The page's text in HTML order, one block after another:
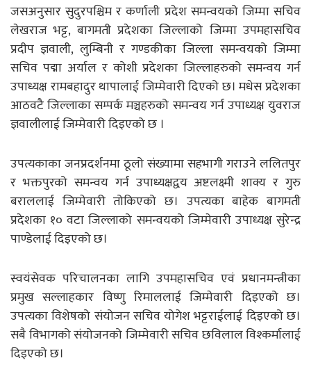
जसअनुसार सुदुरपश्चिम र कर्णाली प्रदेश समन्वयको जिम्मा सचिव
लेखराज भट्ट, बागमती प्रदेशका जिल्लाको जिम्मा उपमहासचिव
प्रदीप ज्ञवाली, लुम्बिनी र गण्डकीका जिल्ला समन्वयको जिम्मा
सचिव पद्मा अर्याल र कोशी प्रदेशका जिल्लाहरुको समन्वय गर्न
उपाध्यक्ष रामबहादुर थापालाई जिम्मेवारी दिएको छ। मधेस प्रदेशका
आठवटै जिल्लाका सम्पर्क मञ्चहरुको समन्वय गर्न उपाध्यक्ष युवराज
ज्ञवालीलाई जिम्मेवारी दिइएको छ ।
उपत्यकाका जनप्रदर्शनमा ठूलो संख्यामा सहभागी गराउने ललितपुर
र भक्तपुरको समन्वय गर्न उपाध्यक्षद्वय अष्टलक्ष्मी शाक्य र गुरु
बराललाई जिम्मेवारी तोकिएको छ। उपत्यका बाहेक बागमती
प्रदेशका १० वटा जिल्लाको समन्वयको जिम्मेवारी उपाध्यक्ष सुरेन्द्र
पाण्डेलाई दिइएको छ।
स्वयंसेवक परिचालनका लागि उपमहासचिव एवं प्रधानमन्त्रीका
प्रमुख सल्लाहकार विष्णु रिमाललाई जिम्मेवारी दिइएको छ।
उपत्यका विशेषको संयोजन सचिव योगेश भट्टराईलाई दिइएको छ।
सबै विभागको संयोजनको जिम्मेवारी सचिव छविलाल विश्कर्मालाई
दिइएको छ।